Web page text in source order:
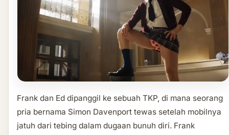
Frank dan Ed dipanggil ke sebuah TKP, di mana seorang
pria bernama Simon Davenport tewas setelah mobilnya
jatuh dari tebing dalam dugaan bunuh diri. Frank